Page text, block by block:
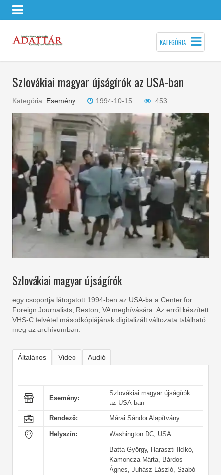
KATEGÓRIA
Szlovákiai magyar újságírók az USA-ban
Kategória: Esemény 1994-10-15 453
Szlovákiai magyar újságírók
egy csoportja látogatott 1994-ben az USA-ba a Center for
Foreign Journalists, Reston, VA meghívására. Az erről készített
VHS-C felvétel másodkópiájának digitalizált változata található
meg az archívumban.
Általános Videó Audió
Esemény:
Szlovákiai magyar újságírók
az USA-ban
Rendező: Márai Sándor Alapítvány
Helyszín: Washington DC, USA
Batta György, Haraszti Ildikó,
Kamoncza Márta, Bárdos
Ágnes, Juhász László, Szabó